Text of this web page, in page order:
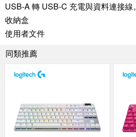
USB-A 轉 USB-C 充電與資料連接線。
收納盒
使用者文件
同類推薦